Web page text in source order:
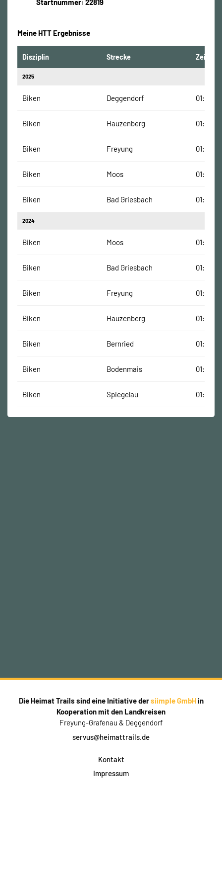
Startnummer: 22819
Meine HTT Ergebnisse
Disziplin Strecke Zeit
2025
Biken Deggendorf
Biken Hauzenberg
Biken Freyung
Biken Moos
Biken Bad Griesbach
2024
Biken Moos
Biken Bad Griesbach
Biken Freyung
Biken Hauzenberg
Biken Bernried
Biken Bodenmais
Biken Spiegelau
Die Heimat Trails sind eine Initiative dersiimple GmbHin
Kooperation mit den Landkreisen
Freyung-Grafenau & Deggendorf
servus@heimattrails.de
Kontakt
Impressum